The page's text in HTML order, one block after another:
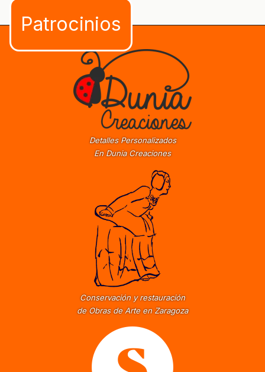
Detalles Personalizados
En Dunia Creaciones
Conservación y restauración
de Obras de Arte en Zaragoza